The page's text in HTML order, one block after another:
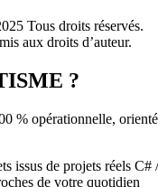
Tous droits réservés.
aux droits d’auteur.
?
% opérationnelle,
issus de projets réels C# /
de votre quotidien